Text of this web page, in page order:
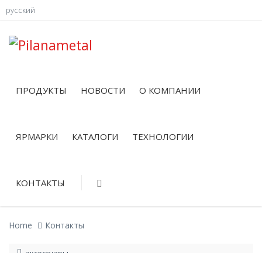
русский
ПРОДУКТЫ НОВОСТИ О КОМПАНИИ
ЯРМАРКИ КАТАЛОГИ ТЕХНОЛОГИИ
КОНТАКТЫ
Home Контакты